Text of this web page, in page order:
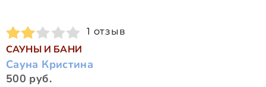
1 отзыв
САУНЫ И БАНИ
Сауна Кристина
500 руб.